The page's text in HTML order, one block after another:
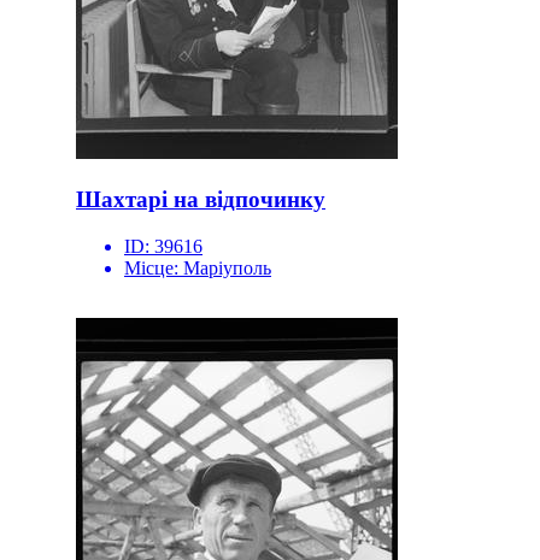
Шахтарі на відпочинку
ID: 39616
Місце: Маріуполь